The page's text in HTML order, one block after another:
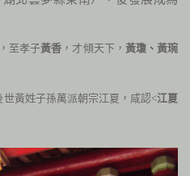
至孝子黃香 ，才傾天下， 黃瓊、黃琬
世黃姓子孫萬派朝宗江夏，咸認<江夏